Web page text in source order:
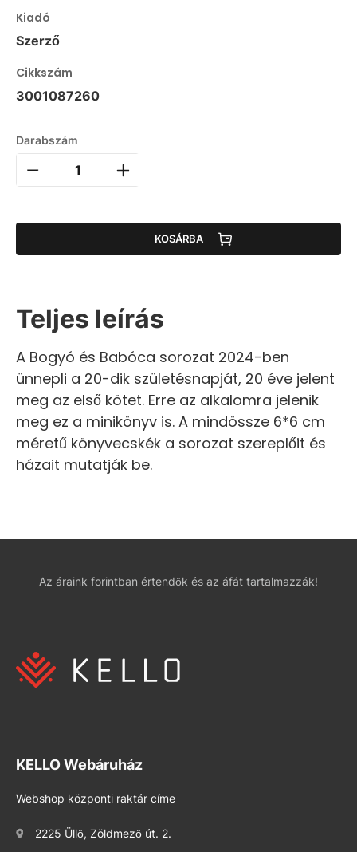
Kiadó
Szerző
Cikkszám
3001087260
Darabszám
KOSÁRBA
Teljes leírás
A Bogyó és Babóca sorozat 2024-ben
ünnepli a 20-dik születésnapját, 20 éve jelent
meg az első kötet. Erre az alkalomra jelenik
meg ez a minikönyv is. A mindössze 6*6 cm
méretű könyvecskék a sorozat szereplőit és
házait mutatják be.
Az áraink forintban értendők és az áfát tartalmazzák!
KELLO Webáruház
Webshop központi raktár címe
2225 Üllő, Zöldmező út. 2.